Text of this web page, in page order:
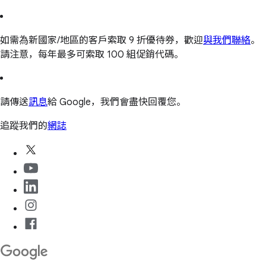
如需為新國家/地區的客戶索取 9 折優待券，歡迎與我們聯絡。
請注意，每年最多可索取 100 組促銷代碼。
請傳送訊息給 Google，我們會盡快回覆您。
追蹤我們的網誌